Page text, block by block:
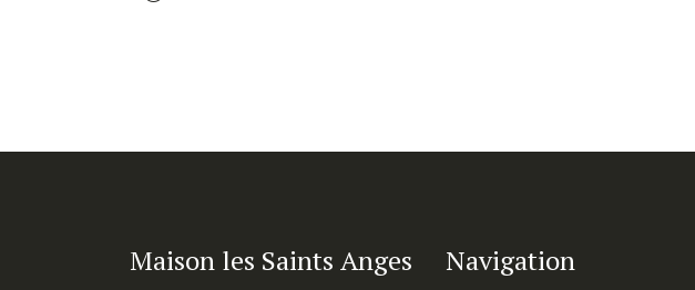
Maison les Saints Anges Navigation